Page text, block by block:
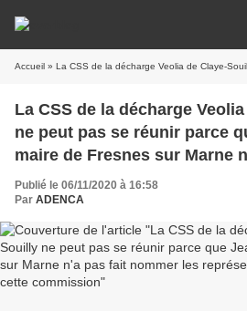
Accueil » La CSS de la décharge Veolia de Claye-Souilly ne peut pas se réunir parce que Jean Lefort, maire de Fresnes
La CSS de la décharge
ne peut pas se réunir parce
maire de Fresnes sur Marne n'a
les représentants de sa
commission
Publié le 06/11/2020 à 16:58
Par ADENCA